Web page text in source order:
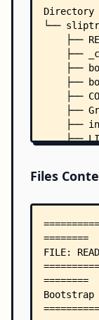
Directory
└──
├──
├──
├──
├──
├──
├──
├──
├──
├──
│
│   │
│
│
│
│
├──
│
Files